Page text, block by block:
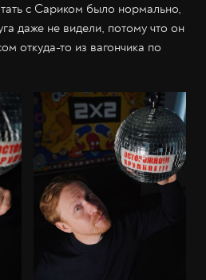
с Сариком было нормально,
даже не видели, потому что он
откуда-то из вагончика по